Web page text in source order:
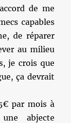
de me
capables
de réparer
au milieu
je crois que
ça devrait
par mois à
abjecte